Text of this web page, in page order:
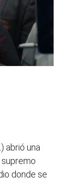
abrió una
donde se